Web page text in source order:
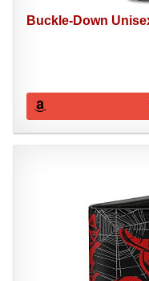
Buckle-Down